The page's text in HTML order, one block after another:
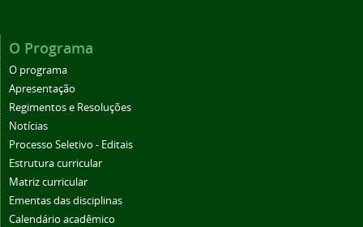
O Programa
O programa
Apresentação
Regimentos e Resoluções
Notícias
Processo Seletivo - Editais
Estrutura curricular
Matriz curricular
Ementas das disciplinas
Calendário acadêmico